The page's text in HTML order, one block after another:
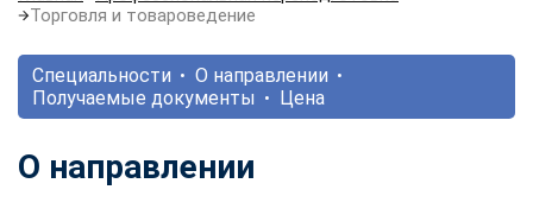
Торговля и товароведение
Специальности
О направлении
Получаемые документы
Цена
О направлении